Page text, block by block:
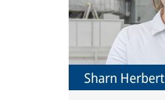
Sharn Herbert